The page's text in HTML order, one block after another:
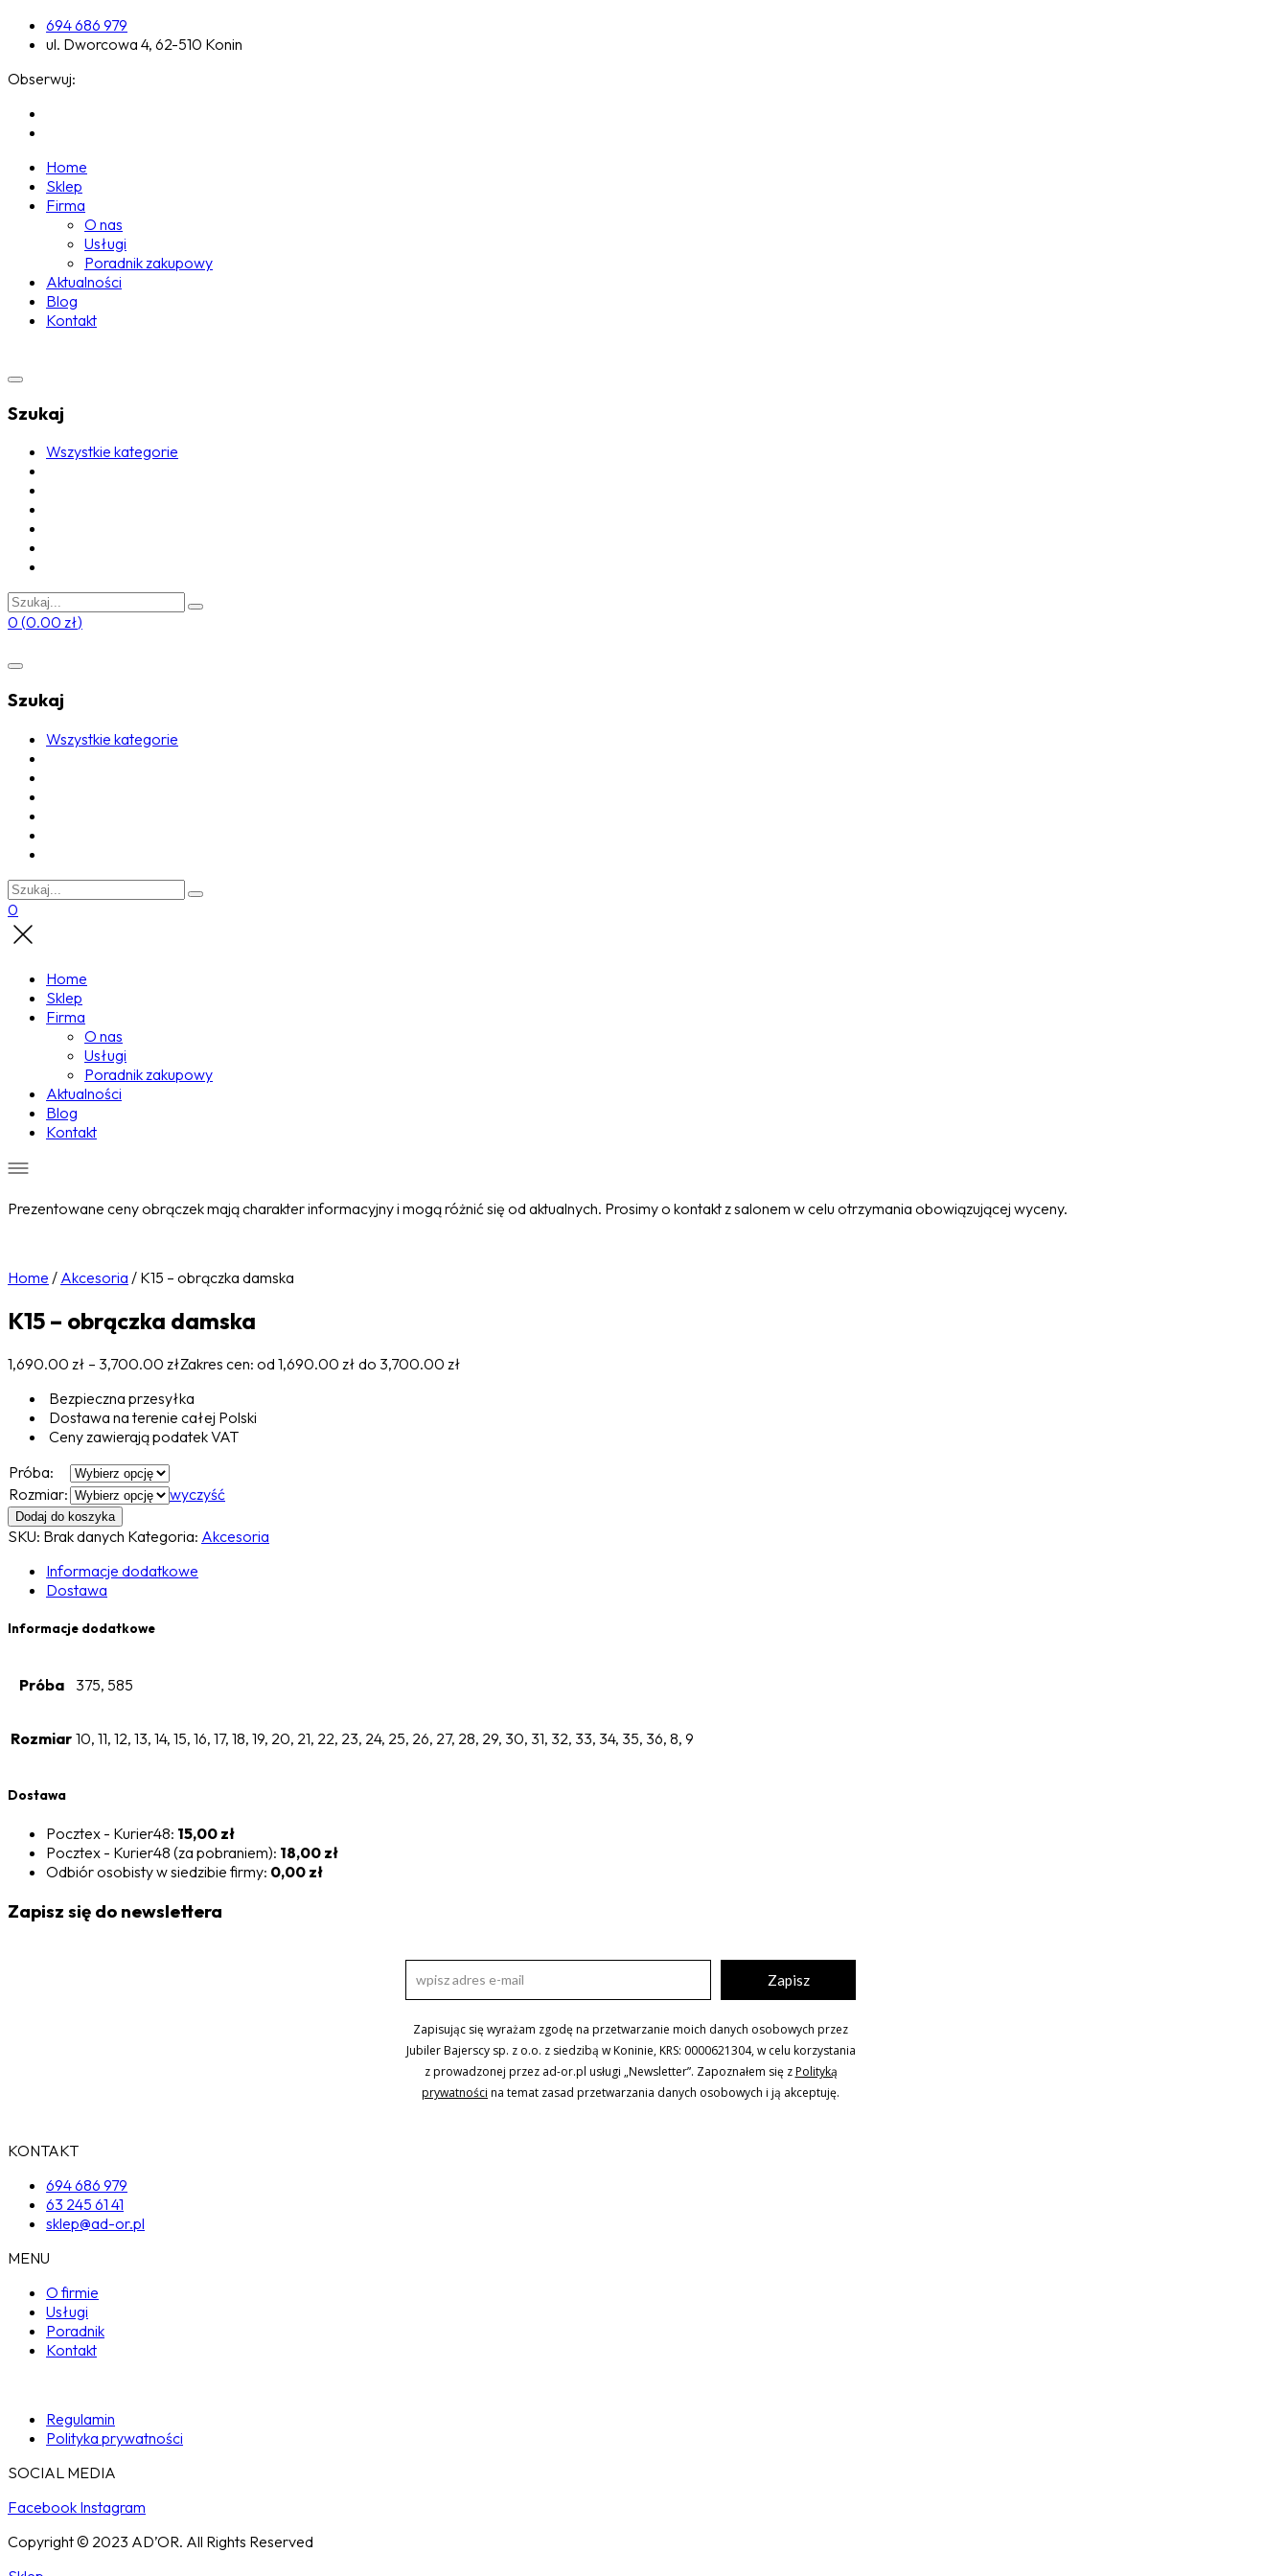
694 686 979
ul. Dworcowa 4, 62-510 Konin
Obserwuj:
Home
Sklep
Firma
O nas
Usługi
Poradnik zakupowy
Aktualności
Blog
Kontakt
Szukaj
Wszystkie kategorie
0 (0.00 zł)
Szukaj
Wszystkie kategorie
0
Home
Sklep
Firma
O nas
Usługi
Poradnik zakupowy
Aktualności
Blog
Kontakt
Prezentowane ceny obrączek mają charakter informacyjny i mogą różnić się od aktualnych. Prosimy o kontakt z salonem w celu otrzymania obowiązującej wyceny.
Home / Akcesoria / K15 – obrączka damska
K15 – obrączka damska
1,690.00 zł – 3,700.00 złZakres cen: od 1,690.00 zł do 3,700.00 zł
Bezpieczna przesyłka
Dostawa na terenie całej Polski
Ceny zawierają podatek VAT
Próba:
Rozmiar:
wyczyść
Dodaj do koszyka
SKU: Brak danych Kategoria: Akcesoria
Informacje dodatkowe
Dostawa
Informacje dodatkowe
Próba 375, 585
Rozmiar 10, 11, 12, 13, 14, 15, 16, 17, 18, 19, 20, 21, 22, 23, 24, 25, 26, 27, 28, 29, 30, 31, 32, 33, 34, 35, 36, 8, 9
Dostawa
Pocztex - Kurier48: 15,00 zł
Pocztex - Kurier48 (za pobraniem): 18,00 zł
Odbiór osobisty w siedzibie firmy: 0,00 zł
Zapisz się do newslettera
Zapisz
Zapisując się wyrażam zgodę na przetwarzanie moich danych osobowych przez
Jubiler Bajerscy sp. z o.o. z siedzibą w Koninie, KRS: 0000621304, w celu korzystania
z prowadzonej przez ad-or.pl usługi „Newsletter”. Zapoznałem się zPolityką
prywatności na temat zasad przetwarzania danych osobowych i ją akceptuję.
KONTAKT
694 686 979
63 245 61 41
sklep@ad-or.pl
MENU
O firmie
Usługi
Poradnik
Kontakt
Regulamin
Polityka prywatności
SOCIAL MEDIA
Facebook Instagram
Copyright © 2023 AD’OR. All Rights Reserved